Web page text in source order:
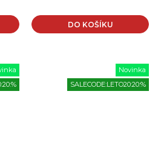
DO KOŠÍKU
Novinka
SALECODE:LETO20:20:%